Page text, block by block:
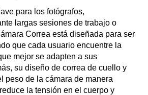
para los fotógrafos,
largas sesiones de trabajo o
Correa está diseñada para ser
que cada usuario encuentre la
mejor se adapten a sus
su diseño de correa de cuello y
peso de la cámara de manera
la tensión en el cuerpo y